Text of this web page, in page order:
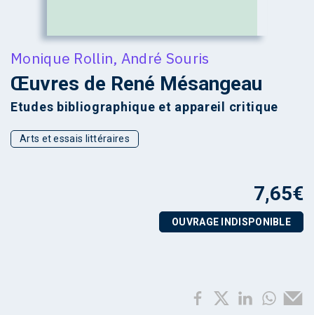
Monique Rollin, André Souris
Œuvres de René Mésangeau
Etudes bibliographique et appareil critique
Arts et essais littéraires
7,65€
OUVRAGE INDISPONIBLE